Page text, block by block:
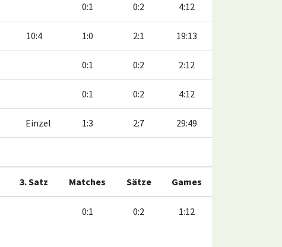
0:1 0:2 4:12
10:4 1:0 2:1 19:13
0:1 0:2 2:12
0:1 0:2 4:12
Einzel 1:3 2:7 29:49
3. Satz Matches Sätze Games
0:1 0:2 1:12